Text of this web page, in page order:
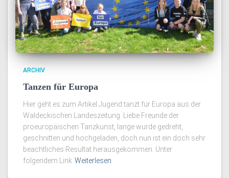
ARCHIV
Tanzen für Europa
Hier geht es zum Artikel Jugend tanzt für Europa aus der
Waldeckischen Landeszeitung. Liebe Freunde der
proeuropäischen Tanzkunst, lange wurde gedreht,
geschnitten und hochgeladen, doch nun ist ein doch sehr
beachtliches Resultat herausgekommen. Unter
folgendem Link Weiterlesen